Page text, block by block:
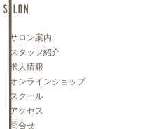
SALON
サロン案内
スタッフ紹介
求人情報
オンラインショップ
スクール
アクセス
問合せ